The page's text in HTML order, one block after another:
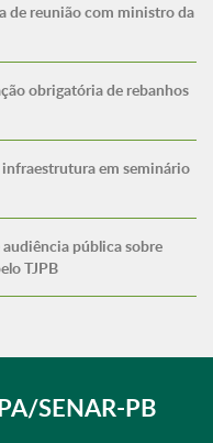
de reunião com ministro da
obrigatória de rebanhos
em seminário
pública sobre
TJPB
SENAR-PB